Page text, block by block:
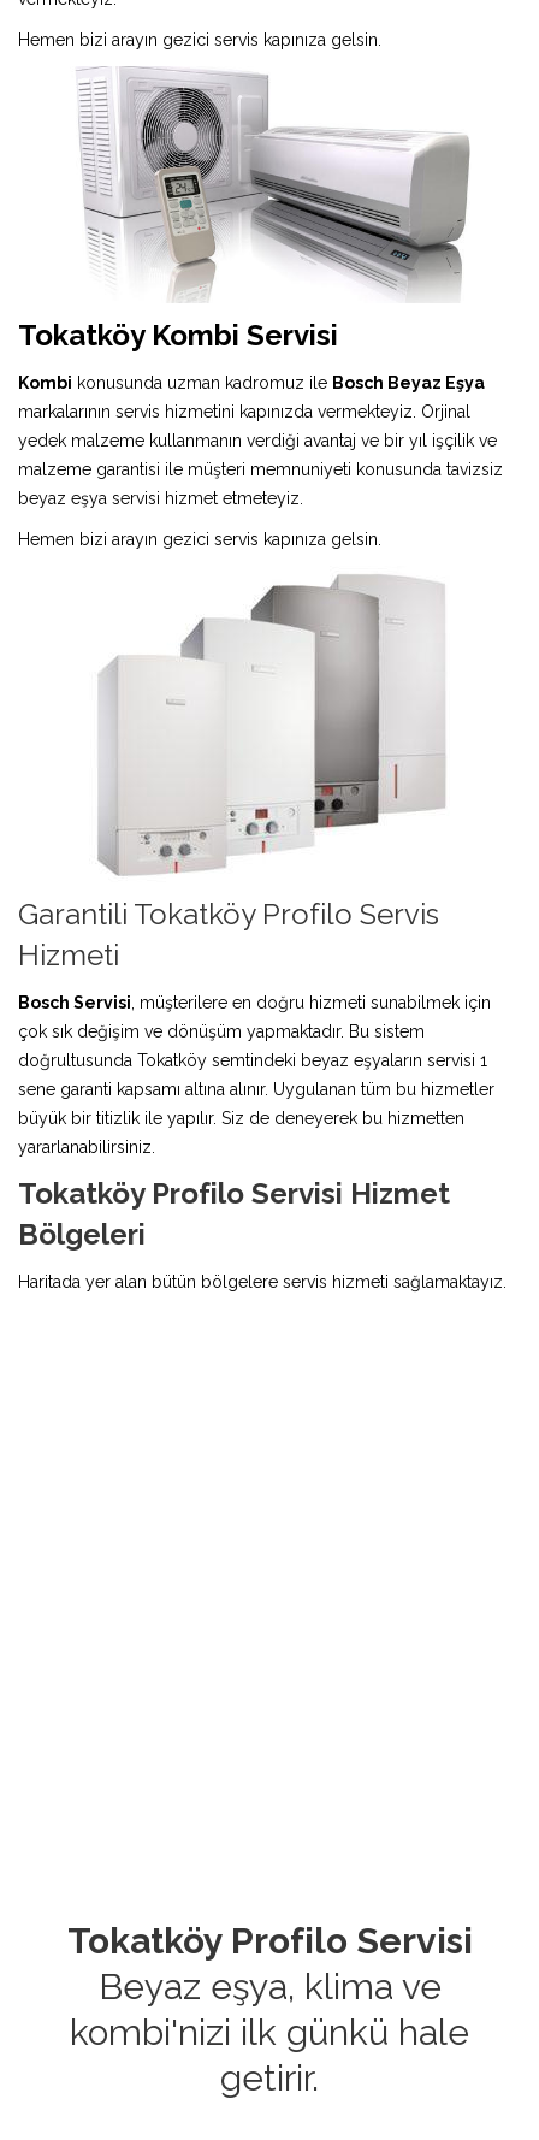
Hemen bizi arayın gezici servis kapınıza gelsin.
Tokatköy Kombi Servisi
Kombi konusunda uzman kadromuz ile Bosch Beyaz Eşya
markalarının servis hizmetini kapınızda vermekteyiz. Orjinal
yedek malzeme kullanmanın verdiği avantaj ve bir yıl işçilik ve
malzeme garantisi ile müşteri memnuniyeti konusunda tavizsiz
beyaz eşya servisi hizmet etmeteyiz.
Hemen bizi arayın gezici servis kapınıza gelsin.
Garantili Tokatköy Profilo Servis
Hizmeti
Bosch Servisi , müşterilere en doğru hizmeti sunabilmek için
çok sık değişim ve dönüşüm yapmaktadır. Bu sistem
doğrultusunda Tokatköy semtindeki beyaz eşyaların servisi 1
sene garanti kapsamı altına alınır. Uygulanan tüm bu hizmetler
büyük bir titizlik ile yapılır. Siz de deneyerek bu hizmetten
yararlanabilirsiniz.
Tokatköy Profilo Servisi Hizmet
Bölgeleri
Haritada yer alan bütün bölgelere servis hizmeti sağlamaktayız.
Tokatköy Profilo Servisi
Beyaz eşya, klima ve
kombi'nizi ilk günkü hale
getirir.